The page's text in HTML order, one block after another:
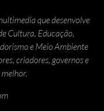
que desenvolve
Cultura, Educação,
e Meio Ambiente
criadores, governos e